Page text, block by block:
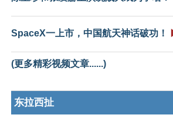
SpaceX一上市，中国航天神话破功！
(更多精彩视频文章......)
东拉西扯